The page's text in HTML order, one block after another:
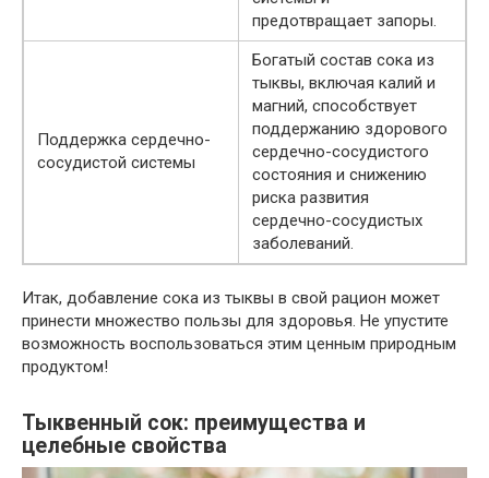
предотвращает запоры.
Поддержка сердечно-
сосудистой системы
Богатый состав сока из
тыквы, включая калий и
магний, способствует
поддержанию здорового
сердечно-сосудистого
состояния и снижению
риска развития
сердечно-сосудистых
заболеваний.
Итак, добавление сока из тыквы в свой рацион может
принести множество пользы для здоровья. Не упустите
возможность воспользоваться этим ценным природным
продуктом!
Тыквенный сок: преимущества и
целебные свойства